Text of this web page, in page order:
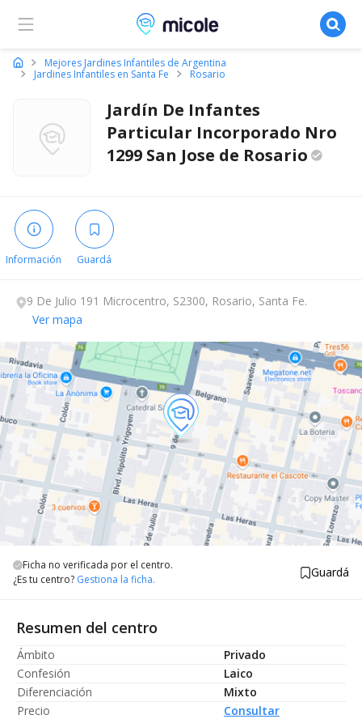
Micole, buscador de colegios
Mejores Jardines Infantiles de Argentina
Jardines Infantiles en Santa Fe
Rosario
Jardín De Infantes
Particular Incorporado Nro
1299 San Jose de Rosario
Información Guardá
9 De Julio 191 Microcentro, S2300, Rosario, Santa Fe.
Ver mapa
Ficha no verificada por el centro.
¿Es tu centro? Gestiona la ficha. Guardá
Resumen del centro
Ámbito
Privado
Confesión
Laico
Diferenciación
Mixto
Precio
Consultar